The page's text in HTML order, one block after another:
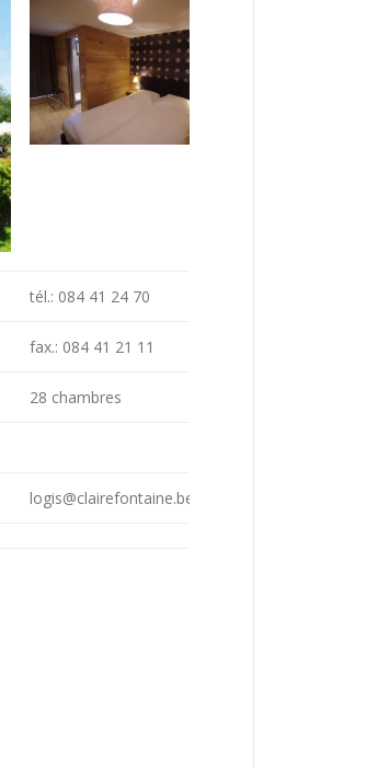
tél.: 084 41 24 70
fax.: 084 41 21 11
28 chambres
logis@clairefontaine.be